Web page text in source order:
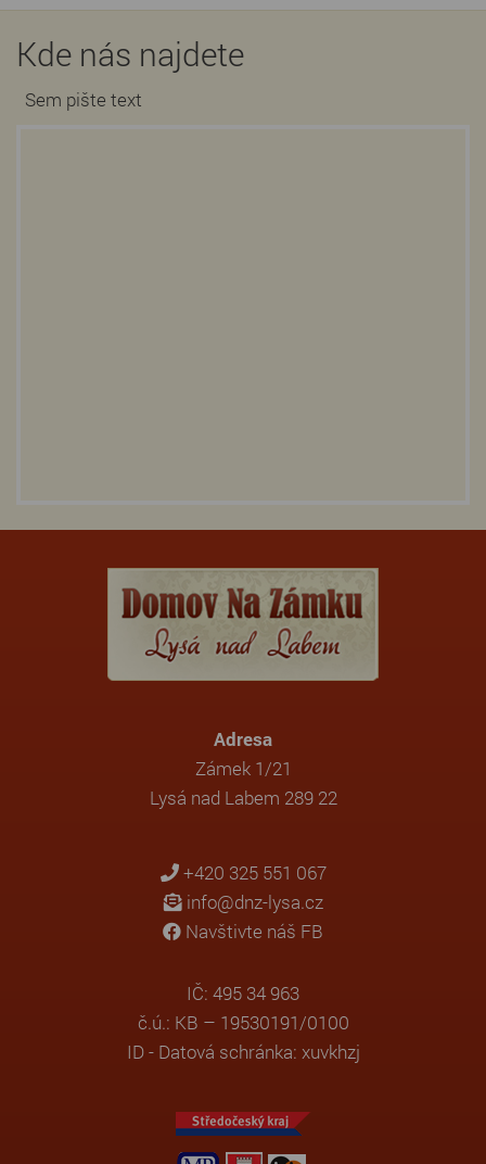
Kde nás najdete
Sem pište text
Adresa
Zámek 1/21
Lysá nad Labem 289 22
+420 325 551 067
info@dnz-lysa.cz
Navštivte náš FB
IČ: 495 34 963
č.ú.: KB – 19530191/0100
ID - Datová schránka: xuvkhzj